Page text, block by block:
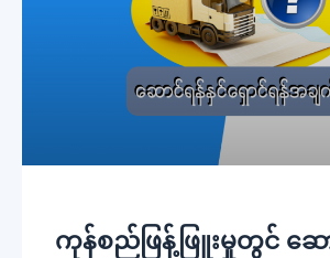
ကုန်စည်ဖြန့်ဖြူးမှုတွင် ဆေ